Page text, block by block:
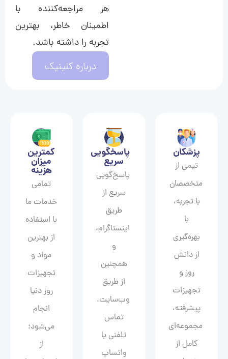
هر مراجعه‌کننده با
اطمینان خاطر، بهترین
تجربه را داشته باشد.
درباره کلینیک
پزشکان
تیمی از
متخصصان
با تجربه،
با
بهره‌گیری
از دانش
روز و
تجهیزات
پیشرفته،
مجموعه‌ای
کامل از
پاسخگویی
سریع
پاسخ‌گویی
سریع از
طریق
اینستاگرام،
و
همچنین
از طریق
وب‌سایت،
تماس
تلفنی یا
واتساپ
کمترین
میزان
هزینه
تمامی
خدمات ما
با استفاده
از بهترین
مواد و
تجهیزات
روز دنیا
انجام
می‌شود؛
از